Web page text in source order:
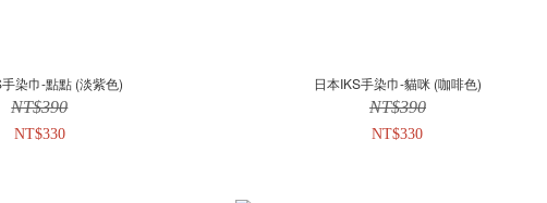
染巾-點點 (淡紫色)
NT$390
NT$330
日本IKS手染巾-貓咪 (咖啡色)
NT$390
NT$330